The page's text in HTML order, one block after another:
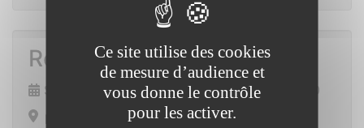
Repas du foot
Samedi 2 décembre 2023 de 19h00 à 23h30
Ensemble polyvalent
Ce site utilise des cookies
de mesure d’audience et
vous donne le contrôle
pour les activer.